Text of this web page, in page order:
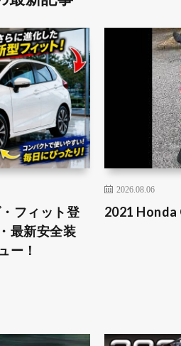
フィット登
最新安全装
ー！
2026.08.06
2021 Honda